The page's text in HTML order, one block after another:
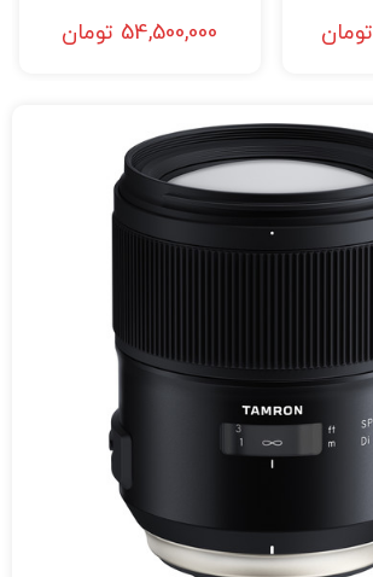
تومان 54,500,000 تومان